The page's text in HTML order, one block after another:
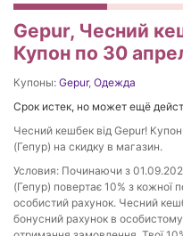
Gepur, Чесний
Купон по 30
Купоны: Gepur, Одежда
Срок истек, но может ещё
Чесний кешбек від Gepur!
(Гепур) на скидку в магазин.
Условия: Починаючи з
(Гепур) повертає 10% з кожної
особистий рахунок. Чесний
бонусний рахунок в